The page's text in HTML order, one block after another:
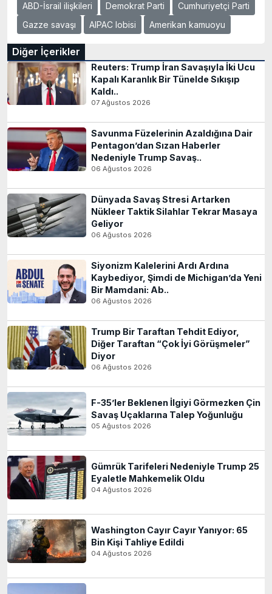
ABD-İsrail ilişkileri Demokrat Parti
Cumhuriyetçi Parti
Gazze savaşı
AIPAC lobisi Amerikan kamuoyu
Diğer İçerikler
Reuters: Trump İran Savaşıyla İki Ucu
Kapalı Karanlık Bir Tünelde Sıkışıp
Kaldı..
07 Ağustos 2026
Savunma Füzelerinin Azaldığına Dair
Pentagon’dan Sızan Haberler
Nedeniyle Trump Savaş..
06 Ağustos 2026
Dünyada Savaş Stresi Artarken
Nükleer Taktik Silahlar Tekrar Masaya
Geliyor
06 Ağustos 2026
Siyonizm Kalelerini Ardı Ardına
Kaybediyor, Şimdi de Michigan’da Yeni
Bir Mamdani: Ab..
06 Ağustos 2026
Trump Bir Taraftan Tehdit Ediyor,
Diğer Taraftan “Çok İyi Görüşmeler”
Diyor
06 Ağustos 2026
F-35’ler Beklenen İlgiyi Görmezken Çin
Savaş Uçaklarına Talep Yoğunluğu
05 Ağustos 2026
Gümrük Tarifeleri Nedeniyle Trump 25
Eyaletle Mahkemelik Oldu
04 Ağustos 2026
Washington Cayır Cayır Yanıyor: 65
Bin Kişi Tahliye Edildi
04 Ağustos 2026